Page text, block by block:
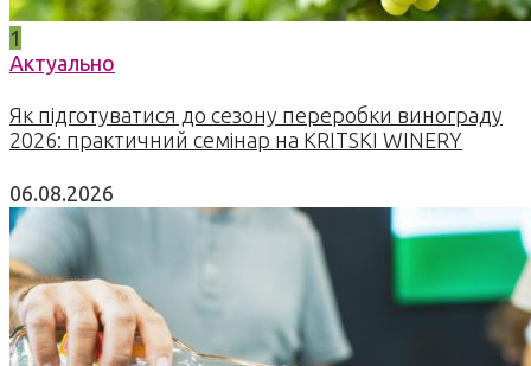
1
Актуально
Як підготуватися до сезону переробки винограду
2026: практичний семінар на KRITSKI WINERY
06.08.2026